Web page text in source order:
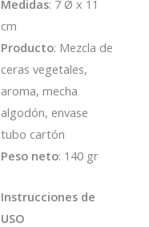
Medidas: 7 Ø x 11
cm
Producto: Mezcla de
ceras vegetales,
aroma, mecha
algodón, envase
tubo cartón
Peso neto: 140 gr
Instrucciones de
USO